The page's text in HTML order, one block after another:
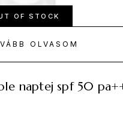
OF STOCK
OLVASOM
naptej spf 50